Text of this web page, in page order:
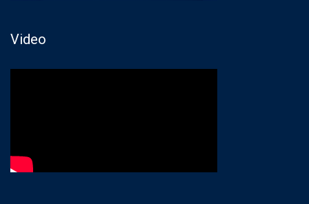
Video